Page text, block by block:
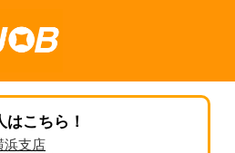
こちら！
浜支店